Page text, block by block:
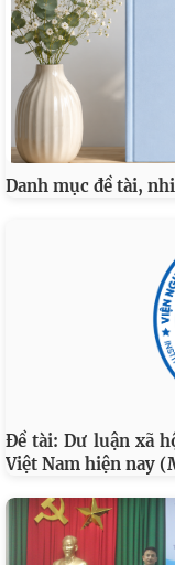
Danh mục đề tài,
Đề tài: Dư luận xã
Việt Nam hiện nay